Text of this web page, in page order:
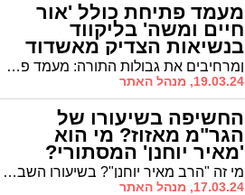
מעמד פתיחת כולל 'אור
חיים ומשה' בליקווד
בנשיאות הצדיק מאשדוד
ןמרחיבים את גבולות התורה: מעמד פתיחת הכולל 'אור חיים ומשה' בנשיאות האדמו"ר הגה"צ רבי דוד חנניה פינטו שליט"א נשיא ממלכת התורה "אורות חיים ומשה" בליקווד שבארה"ב
19.03.24, מנהל האתר
החשיפה בשיעורו של
הגר"מ מאזוז? מי הוא
'מאיר יוחנן' המסתורי?
מי זה "הרב מאיר יוחנן"? בשיעורו השבועי של מרן הגר"מ מאזוז במוצ"ש המועבר בלווין ברחבי העולם חשף לראשונה את שמו השני של הראשון לציון הגר"י יוסף
17.03.24, מנהל האתר